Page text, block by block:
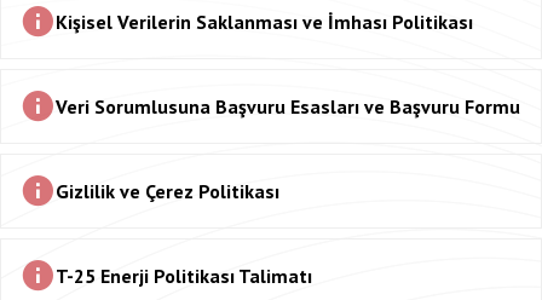
Kişisel Verilerin Saklanması ve İmhası Politikası
Veri Sorumlusuna Başvuru Esasları ve Başvuru Formu
Gizlilik ve Çerez Politikası
T-25 Enerji Politikası Talimatı